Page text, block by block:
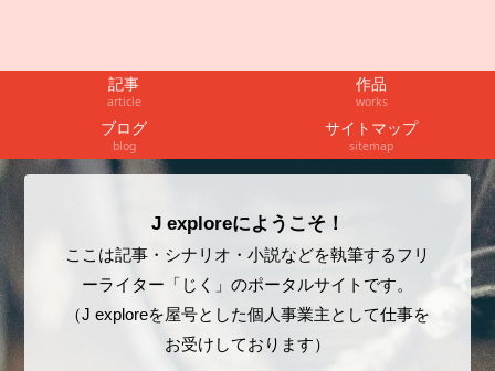
記事
article
作品
works
ブログ
blog
サイトマップ
sitemap
J exploreにようこそ！
ここは記事・シナリオ・小説などを執筆するフリ
ーライター「じく」のポータルサイトです。
（J exploreを屋号とした個人事業主として仕事を
お受けしております）